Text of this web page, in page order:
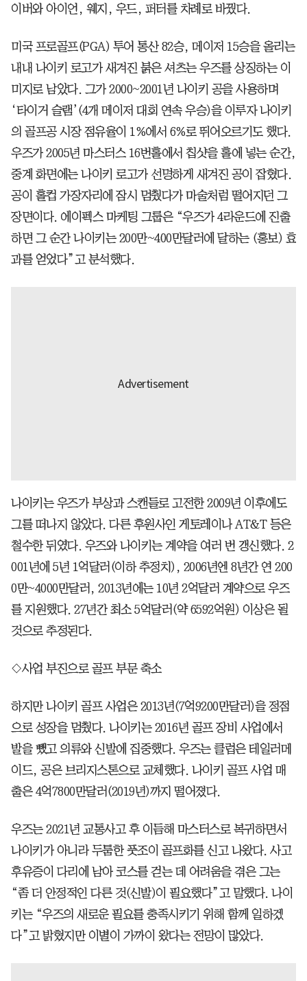
이버와 아이언, 웨지, 우드, 퍼터를 차례로 바꿨다.
미국 프로골프(PGA) 투어 통산 82승, 메이저 15승을 올리는
내내 나이키 로고가 새겨진 붉은 셔츠는 우즈를 상징하는 이
미지로 남았다. 그가 2000~2001년 나이키 공을 사용하며
‘타이거 슬램’(4개 메이저 대회 연속 우승)을 이루자 나이키
의 골프공 시장 점유율이 1%에서 6%로 뛰어오르기도 했다.
우즈가 2005년 마스터스 16번홀에서 칩샷을 홀에 넣는 순간,
중계 화면에는 나이키 로고가 선명하게 새겨진 공이 잡혔다.
공이 홀컵 가장자리에 잠시 멈췄다가 마술처럼 떨어지던 그
장면이다. 에이펙스 마케팅 그룹은 “우즈가 4라운드에 진출
하면 그 순간 나이키는 200만~400만달러에 달하는 (홍보) 효
과를 얻었다”고 분석했다.
나이키는 우즈가 부상과 스캔들로 고전한 2009년 이후에도
그를 떠나지 않았다. 다른 후원사인 게토레이나 AT&T 등은
철수한 뒤였다. 우즈와 나이키는 계약을 여러 번 갱신했다. 2
001년에 5년 1억달러(이하 추정치), 2006년엔 8년간 연 200
0만~4000만달러, 2013년에는 10년 2억달러 계약으로 우즈
를 지원했다. 27년간 최소 5억달러(약 6592억원) 이상은 될
것으로 추정된다.
◇사업 부진으로 골프 부문 축소
하지만 나이키 골프 사업은 2013년(7억9200만달러)을 정점
으로 성장을 멈췄다. 나이키는 2016년 골프 장비 사업에서
발을 뺐고 의류와 신발에 집중했다. 우즈는 클럽은 테일러메
이드, 공은 브리지스톤으로 교체했다. 나이키 골프 사업 매
출은 4억7800만달러(2019년)까지 떨어졌다.
우즈는 2021년 교통사고 후 이듬해 마스터스로 복귀하면서
나이키가 아니라 두툼한 풋조이 골프화를 신고 나왔다. 사고
후유증이 다리에 남아 코스를 걷는 데 어려움을 겪은 그는
“좀 더 안정적인 다른 것(신발)이 필요했다”고 말했다. 나이
키는 “우즈의 새로운 필요를 충족시키기 위해 함께 일하겠
다”고 밝혔지만 이별이 가까이 왔다는 전망이 많았다.